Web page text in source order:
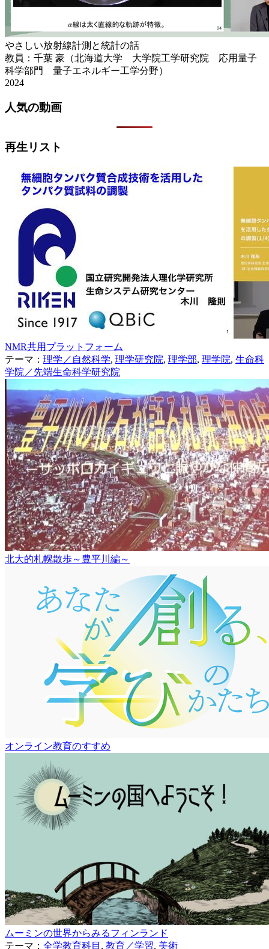
やさしい放射線計測と統計の話
教員：千葉 豪（北海道大学 大学院工学研究院 応用量子
科学部門 量子エネルギー工学分野）
2024
人気の動画
再生リスト
NMR共用プラットフォーム
テーマ： 理学／自然科学, 理学研究院, 理学部, 理学院, 生命科
学院／先端生命科学研究院
北大的札幌散歩～豊平川編～
オンライン教育のすすめ
ムーミンの世界からみるフィンランド
テーマ： 全学教育科目 , 教育／学習, 美術